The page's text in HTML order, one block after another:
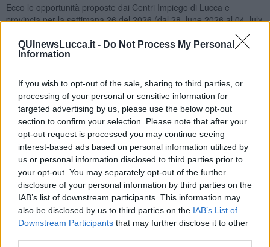
QUInewsLucca.it - Do Not Process My Personal
Information
If you wish to opt-out of the sale, sharing to third parties, or
processing of your personal or sensitive information for
targeted advertising by us, please use the below opt-out
section to confirm your selection. Please note that after your
opt-out request is processed you may continue seeing
interest-based ads based on personal information utilized by
us or personal information disclosed to third parties prior to
your opt-out. You may separately opt-out of the further
disclosure of your personal information by third parties on the
IAB’s list of downstream participants. This information may
also be disclosed by us to third parties on the IAB’s List of
Downstream Participants that may further disclose it to other
Ecco le opportunità proposte dai Centri Impiego di Lucca e
provincia per la settimana 26 del 2026 (dal 28 June 2026 al 04 July
apprendistato.
Per vedere tutte le offerte di lavoro
Questa settimana:
I lavori più richiesti
Addetti All'assistenza Personale12
Braccianti Agricoli11
Elettricisti Ed Installatori di Impianti Elettrici Nelle
Costruzioni Civili10
Addetti Alla Gestione Dei Magazzini e Professioni
Assimilate10
Orario Lavoro
Part Time71